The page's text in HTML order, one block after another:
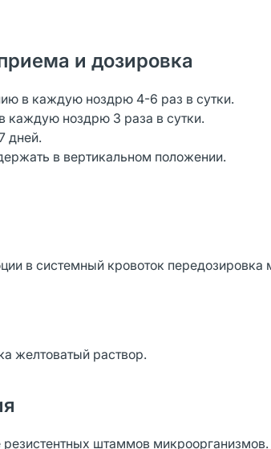
и дозировка
в каждую ноздрю 4-6 раз в сутки.
каждую ноздрю 3 раза в сутки.
дней.
в вертикальном положении.
в системный кровоток передозировка
желтоватый раствор.
штаммов микроорганизмов.